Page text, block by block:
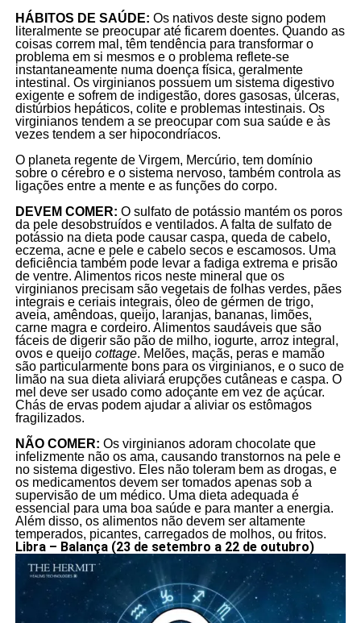
HÁBITOS DE SAÚDE: Os nativos deste signo podem
literalmente se preocupar até ficarem doentes. Quando as
coisas correm mal, têm tendência para transformar o
problema em si mesmos e o problema reflete-se
instantaneamente numa doença física, geralmente
intestinal. Os virginianos possuem um sistema digestivo
exigente e sofrem de indigestão, dores gasosas, úlceras,
distúrbios hepáticos, colite e problemas intestinais. Os
virginianos tendem a se preocupar com sua saúde e às
vezes tendem a ser hipocondríacos.
O planeta regente de Virgem, Mercúrio, tem domínio
sobre o cérebro e o sistema nervoso, também controla as
ligações entre a mente e as funções do corpo.
DEVEM COMER: O sulfato de potássio mantém os poros
da pele desobstruídos e ventilados. A falta de sulfato de
potássio na dieta pode causar caspa, queda de cabelo,
eczema, acne e pele e cabelo secos e escamosos. Uma
deficiência também pode levar a fadiga extrema e prisão
de ventre. Alimentos ricos neste mineral que os
virginianos precisam são vegetais de folhas verdes, pães
integrais e ceriais integrais, óleo de gérmen de trigo,
aveia, amêndoas, queijo, laranjas, bananas, limões,
carne magra e cordeiro. Alimentos saudáveis que são
fáceis de digerir são pão de milho, iogurte, arroz integral,
ovos e queijo cottage. Melões, maçãs, peras e mamão
são particularmente bons para os virginianos, e o suco de
limão na sua dieta aliviará erupções cutâneas e caspa. O
mel deve ser usado como adoçante em vez de açúcar.
Chás de ervas podem ajudar a aliviar os estômagos
fragilizados.
NÃO COMER: Os virginianos adoram chocolate que
infelizmente não os ama, causando transtornos na pele e
no sistema digestivo. Eles não toleram bem as drogas, e
os medicamentos devem ser tomados apenas sob a
supervisão de um médico. Uma dieta adequada é
essencial para uma boa saúde e para manter a energia.
Além disso, os alimentos não devem ser altamente
temperados, picantes, carregados de molhos, ou fritos.
Libra – Balança (23 de setembro a 22 de outubro)